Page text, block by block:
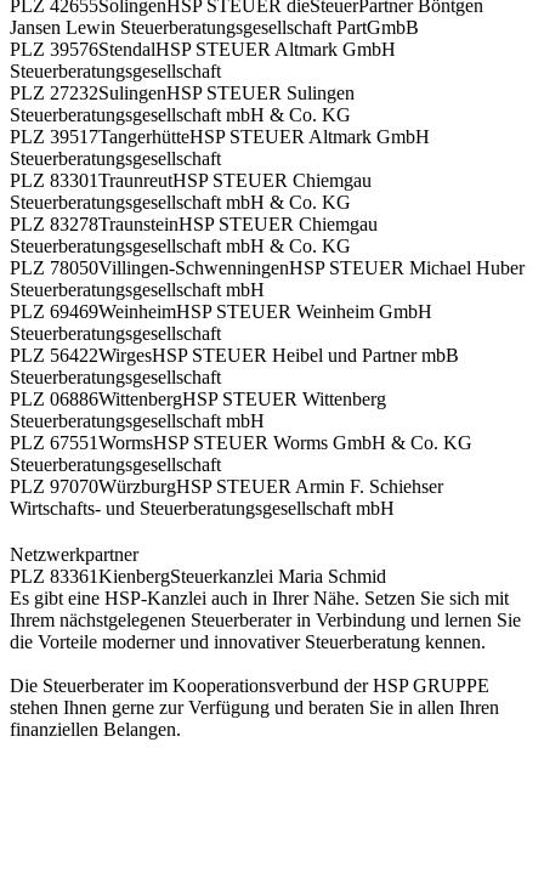
PLZ 42655Solingen HSP STEUER dieSteuerPartner Böntgen
Jansen Lewin Steuerberatungsgesellschaft PartGmbB
PLZ 39576StendalHSP STEUER Altmark GmbH
Steuerberatungsgesellschaft
PLZ 27232SulingenHSP STEUER Sulingen
Steuerberatungsgesellschaft mbH & Co. KG
PLZ 39517TangerhütteHSP STEUER Altmark GmbH
Steuerberatungsgesellschaft
PLZ 83301TraunreutHSP STEUER Chiemgau
Steuerberatungsgesellschaft mbH & Co. KG
PLZ 83278TraunsteinHSP STEUER Chiemgau
Steuerberatungsgesellschaft mbH & Co. KG
PLZ 78050Villingen-SchwenningenHSP STEUER Michael Huber
Steuerberatungsgesellschaft mbH
PLZ 69469WeinheimHSP STEUER Weinheim GmbH
Steuerberatungsgesellschaft
PLZ 56422WirgesHSP STEUER Heibel und Partner mbB
Steuerberatungsgesellschaft
PLZ 06886WittenbergHSP STEUER Wittenberg
Steuerberatungsgesellschaft mbH
PLZ 67551WormsHSP STEUER Worms GmbH & Co. KG
Steuerberatungsgesellschaft
PLZ 97070WürzburgHSP STEUER Armin F. Schiehser
Wirtschafts- und Steuerberatungsgesellschaft mbH
Netzwerkpartner
PLZ 83361KienbergSteuerkanzlei Maria Schmid
Es gibt eine HSP-Kanzlei auch in Ihrer Nähe. Setzen Sie sich mit
Ihrem nächstgelegenen Steuerberater in Verbindung und lernen Sie
die Vorteile moderner und innovativer Steuerberatung kennen.
Die Steuerberater im Kooperationsverbund der HSP GRUPPE
stehen Ihnen gerne zur Verfügung und beraten Sie in allen Ihren
finanziellen Belangen.